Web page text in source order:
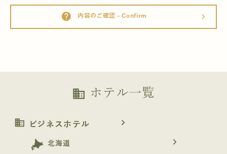
help 内容のご確認 - Confirm arrow_forward_ios
business ホテル一覧
business ビジネスホテル navigate_next
北海道 navigate_next